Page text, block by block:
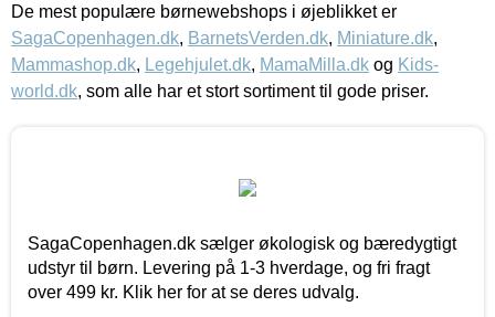
De mest populære børnewebshops i øjeblikket er
SagaCopenhagen.dk, BarnetsVerden.dk, Miniature.dk,
Mammashop.dk, Legehjulet.dk, MamaMilla.dk og Kids-
world.dk, som alle har et stort sortiment til gode priser.
SagaCopenhagen.dk sælger økologisk og bæredygtigt
udstyr til børn. Levering på 1-3 hverdage, og fri fragt
over 499 kr. Klik her for at se deres udvalg.